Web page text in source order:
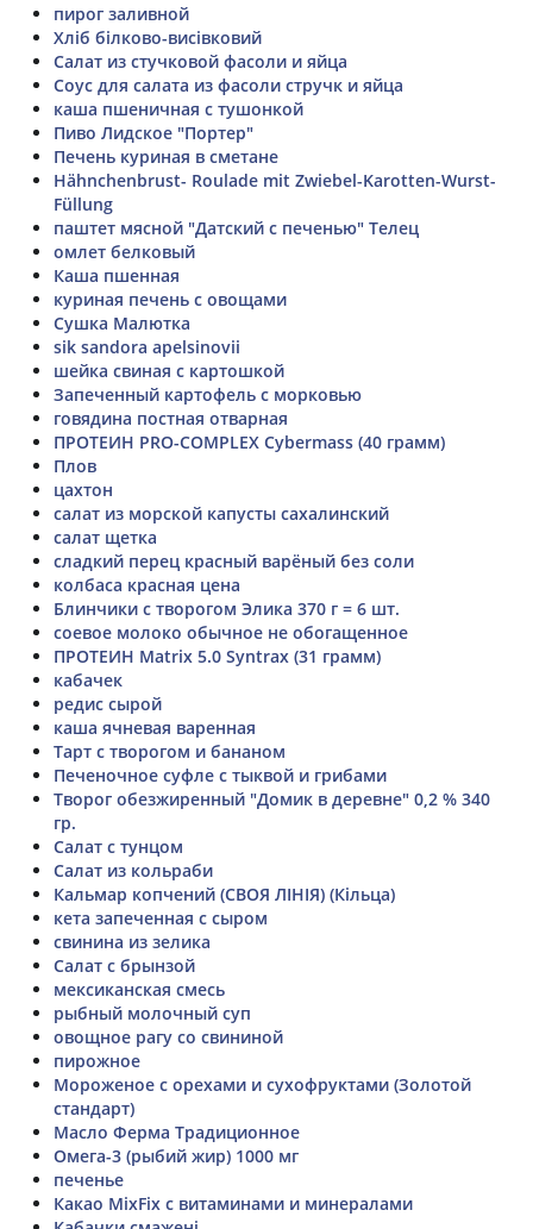
пирог заливной
Хліб білково-висівковий
Салат из стучковой фасоли и яйца
Соус для салата из фасоли стручк и яйца
каша пшеничная с тушонкой
Пиво Лидское "Портер"
Печень куриная в сметане
Hähnchenbrust- Roulade mit Zwiebel-Karotten-Wurst-
Füllung
паштет мясной "Датский с печенью" Телец
омлет белковый
Каша пшенная
куриная печень с овощами
Сушка Малютка
sik sandora apelsinovii
шейка свиная с картошкой
Запеченный картофель с морковью
говядина постная отварная
ПРОТЕИН PRO-COMPLEX Cybermass (40 грамм)
Плов
цахтон
салат из морской капусты сахалинский
салат щетка
сладкий перец красный варёный без соли
колбаса красная цена
Блинчики с творогом Элика 370 г = 6 шт.
соевое молоко обычное не обогащенное
ПРОТЕИН Matrix 5.0 Syntrax (31 грамм)
кабачек
редис сырой
каша ячневая варенная
Тарт с творогом и бананом
Печеночное суфле с тыквой и грибами
Творог обезжиренный "Домик в деревне" 0,2 % 340
гр.
Салат с тунцом
Салат из кольраби
Кальмар копчений (СВОЯ ЛІНІЯ) (Кільца)
кета запеченная с сыром
свинина из зелика
Салат с брынзой
мексиканская смесь
рыбный молочный суп
овощное рагу со свининой
пирожное
Мороженое с орехами и сухофруктами (Золотой
стандарт)
Масло Ферма Традиционное
Омега-3 (рыбий жир) 1000 мг
печенье
Какао MixFix с витаминами и минералами